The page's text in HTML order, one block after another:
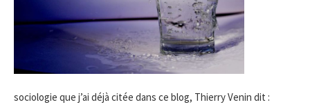
sociologie que j’ai déjà citée dans ce blog, Thierry Venin dit :